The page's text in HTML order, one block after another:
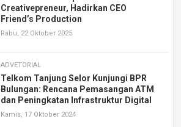
Creativepreneur, Hadirkan CEO
Friend’s Production
Rabu, 22 Oktober 2025
ADVETORIAL
Telkom Tanjung Selor Kunjungi BPR
Bulungan: Rencana Pemasangan ATM
dan Peningkatan Infrastruktur Digital
Kamis, 17 Oktober 2024